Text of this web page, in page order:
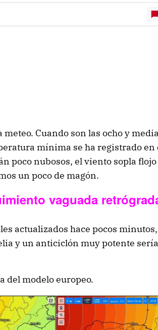
meteo. Cuando son las ocho y
mínima se ha registrado en
poco nubosos, el viento sopla
un poco de magón.
vaguada
actualizados hace pocos
y un anticiclón muy potente
del modelo europeo.